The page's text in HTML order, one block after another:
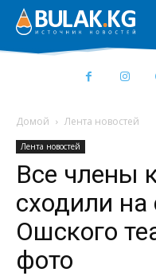
Домой Лента новостей
Лента новостей
Все члены
сходили на
Ошского
фото